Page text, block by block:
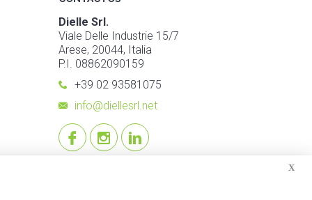
Dielle Srl.
Viale Delle Industrie 15/7
Arese, 20044, Italia
P.I. 08862090159
+39 02 93581075
info@diellesrl.net
X